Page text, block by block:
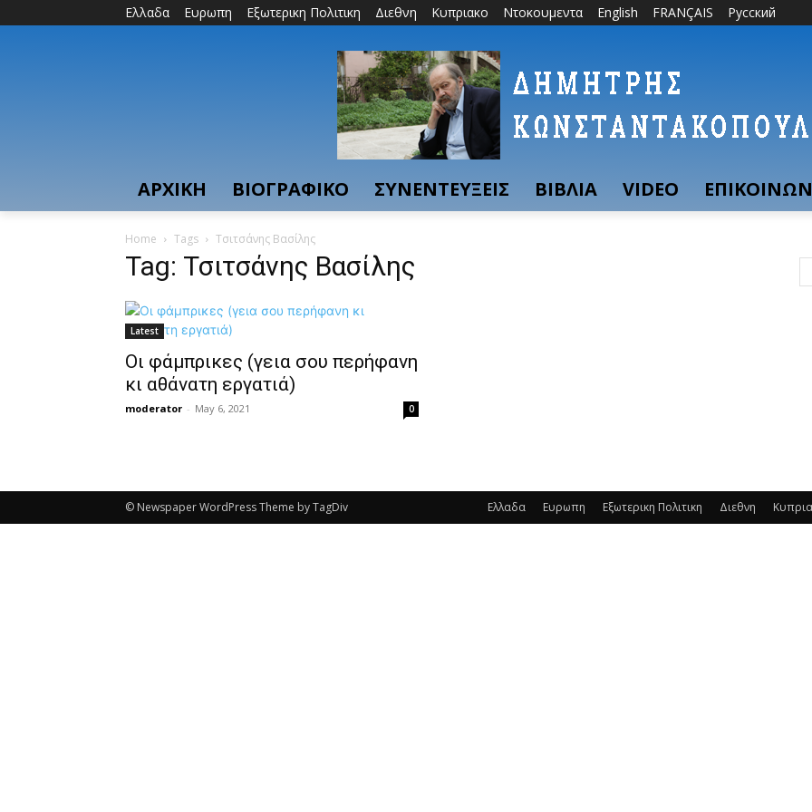
Ελλαδα Ευρωπη Εξωτερικη Πολιτικη Διεθνη Κυπριακο Ντοκουμεντα English FRANÇAIS Русский
ΑΡΧΙΚΗ ΒΙΟΓΡΑΦΙΚΟ ΣΥΝΕΝΤΕΥΞΕΙΣ ΒΙΒΛΙΑ VIDEO
Home Tags Τσιτσάνης Βασίλης
Tag: Τσιτσάνης Βασίλης
Latest
Οι φάμπρικες (γεια σου περήφανη
κι αθάνατη εργατιά)
moderator - May 6, 2021 0
Ελλαδα Ευρωπη Εξωτερικη Πολιτικη Διεθνη
© Newspaper WordPress Theme by TagDiv